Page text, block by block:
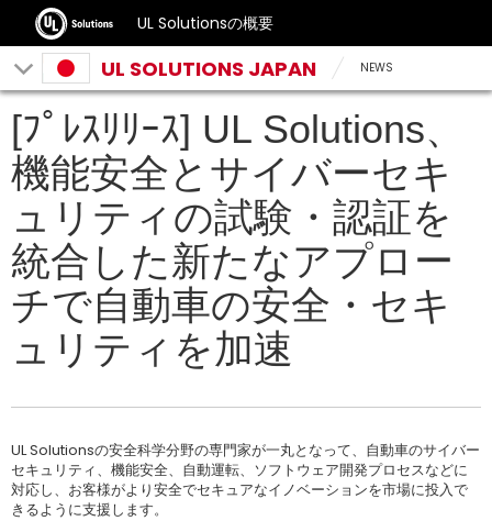
UL Solutionsの概要
UL SOLUTIONS JAPAN NEWS
[ﾌﾟﾚｽﾘﾘｰｽ] UL Solutions、
機能安全とサイバーセキ
ュリティの試験・認証を
統合した新たなアプロー
チで自動車の安全・セキ
ュリティを加速
UL Solutionsの安全科学分野の専門家が一丸となって、自動車のサイバー
セキュリティ、機能安全、自動運転、ソフトウェア開発プロセスなどに
対応し、お客様がより安全でセキュアなイノベーションを市場に投入で
きるように支援します。